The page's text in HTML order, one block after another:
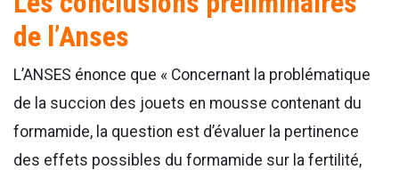
de l’Anses
L’ANSES énonce que « Concernant la problématique
de la succion des jouets en mousse contenant du
formamide, la question est d’évaluer la pertinence
des effets possibles du formamide sur la fertilité,